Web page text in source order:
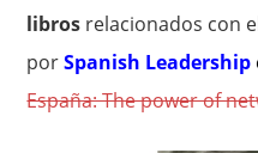
libros relacionados con
porSpanish Leadership
España: The power of